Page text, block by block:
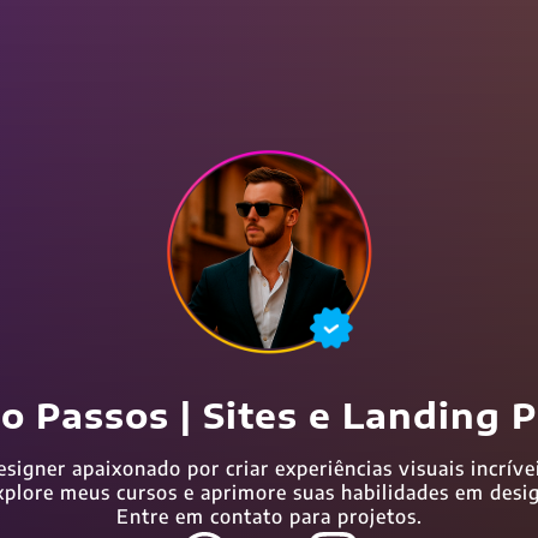
Passos | Sites e Landing
apaixonado por criar experiências visuais
meus cursos e aprimore suas habilidades em
Entre em contato para projetos.